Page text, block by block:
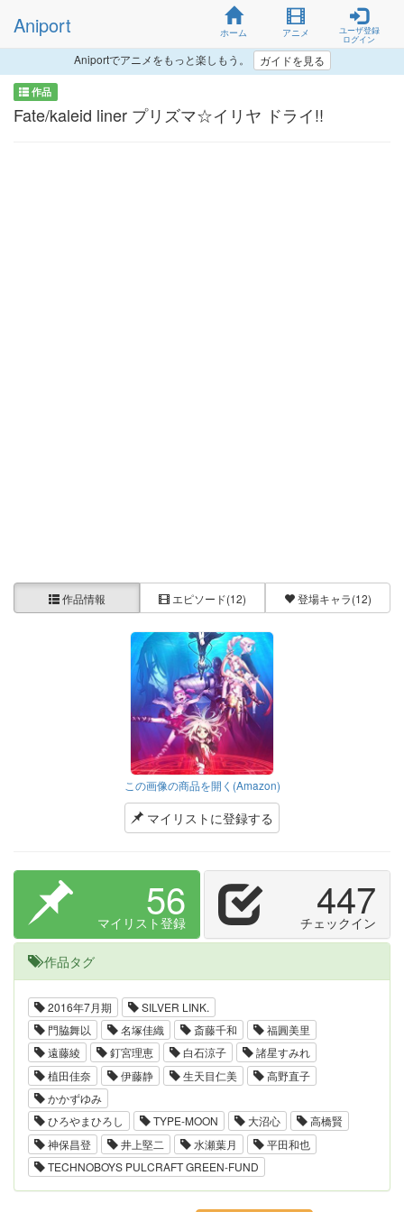
Aniport ホーム アニメ
ユーザ登録
ログイン
Aniportでアニメをもっと楽しもう。 ガイドを見る
作品
Fate/kaleid liner プリズマ☆イリヤ ドライ!!
作品情報 エピソード(12) 登場キャラ(12)
この画像の商品を開く(Amazon)
マイリストに登録する
56
マイリスト登録 447
チェックイン
作品タグ
2016年7月期
SILVER LINK.
門脇舞以
名塚佳織 斎藤千和
福圓美里
遠藤綾
釘宮理恵 白石涼子
諸星すみれ
植田佳奈
伊藤静 生天目仁美
高野直子
かかずゆみ
ひろやまひろし
TYPE-MOON 大沼心
高橋賢
神保昌登
井上堅二 水瀬葉月
平田和也
TECHNOBOYS PULCRAFT GREEN-FUND